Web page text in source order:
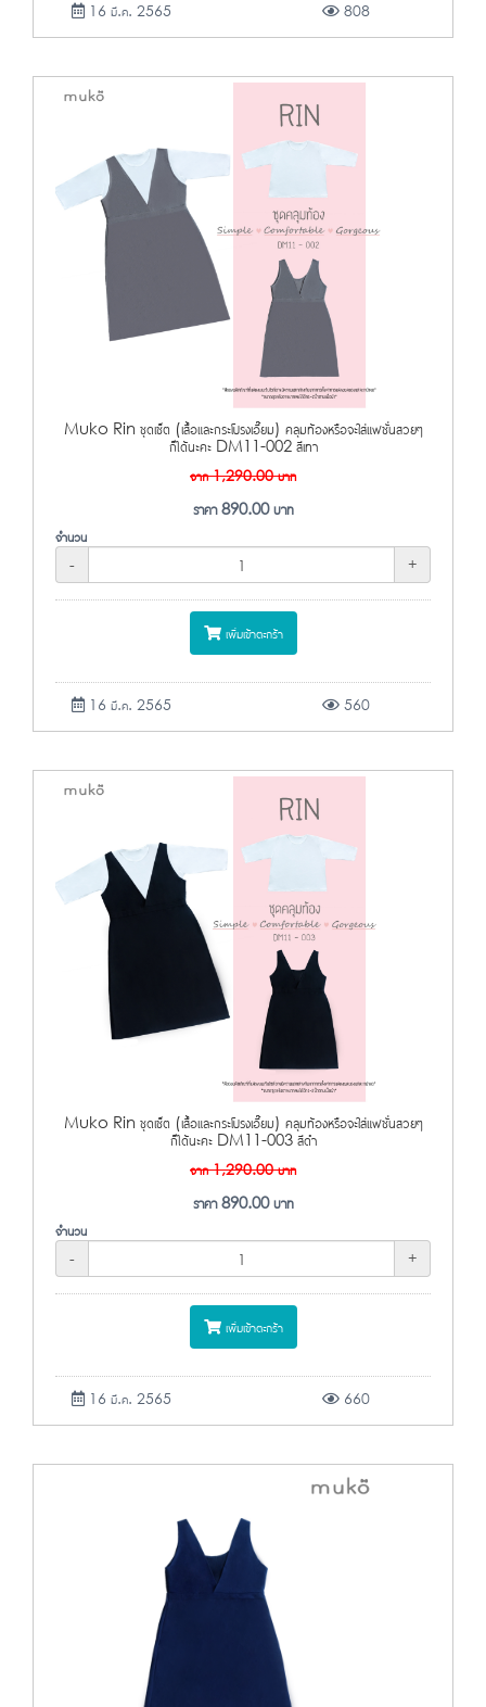
16 มี.ค. 2565 808
Muko Rin ชุดเซ็ต (เสื้อและกระโปรงเอี๊ยม) คลุมท้องหรือจะใส่แฟชั่นสวยๆ
ก็ได้นะคะ DM11-002 สีเทา
จาก1,290.00บาท
ราคา890.00บาท
จำนวน
-
+
เพิ่มเข้าตะกร้า
16 มี.ค. 2565 560
Muko Rin ชุดเซ็ต (เสื้อและกระโปรงเอี๊ยม) คลุมท้องหรือจะใส่แฟชั่นสวยๆ
ก็ได้นะคะ DM11-003 สีดำ
จาก1,290.00บาท
ราคา890.00บาท
จำนวน
-
+
เพิ่มเข้าตะกร้า
16 มี.ค. 2565 660